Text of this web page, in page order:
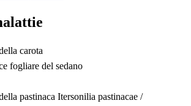
carota
fogliare del sedano
pastinaca Itersonilia pastinacae /